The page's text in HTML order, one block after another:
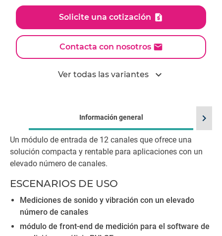
Solicite una cotización
Contacta con nosotros
Ver todas las variantes expand_more
Información general
Un módulo de entrada de 12 canales que ofrece una
solución compacta y rentable para aplicaciones con un
elevado número de canales.
ESCENARIOS DE USO
Mediciones de sonido y vibración con un elevado
número de canales
módulo de front-end de medición para el software de
chevron_right